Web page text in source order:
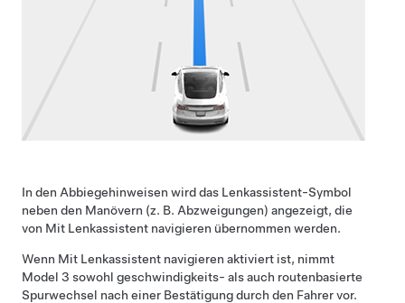
In den Abbiegehinweisen wird das Lenkassistent-Symbol
neben den Manövern (z. B. Abzweigungen) angezeigt, die
von Mit Lenkassistent navigieren übernommen werden.
Wenn Mit Lenkassistent navigieren aktiviert ist, nimmt
Model 3 sowohl geschwindigkeits- als auch routenbasierte
Spurwechsel nach einer Bestätigung durch den Fahrervor.